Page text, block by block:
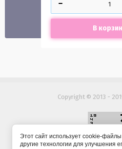
В
Copyright © 2013 -
Этот сайт использует cookie-файлы
другие технологии для улучшения